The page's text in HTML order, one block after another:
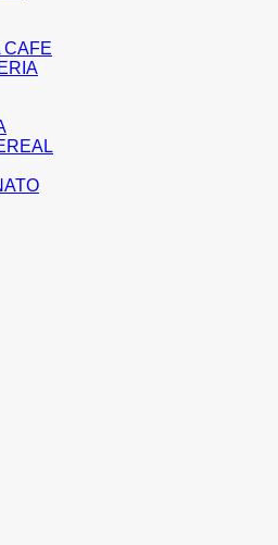
CAFE